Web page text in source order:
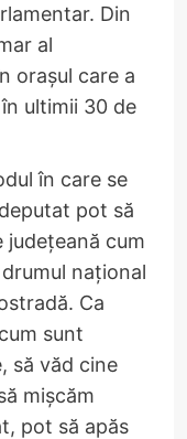
Din
al
orașul care a
ultimii 30 de
în care se
pot să
cum
național
Ca
sunt
să văd cine
mișcăm
pot să apăs